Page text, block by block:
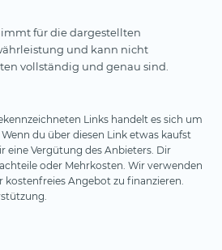
für die dargestellten
und kann nicht
vollständig und genau sind.
Links handelt es sich um
du über diesen Link etwas kaufst
eine Vergütung des Anbieters. Dir
oder Mehrkosten. Wir verwenden
kostenfreies Angebot zu finanzieren.